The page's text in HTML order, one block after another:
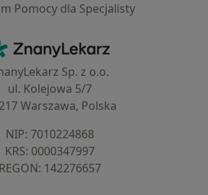
Pomocy dla Specjalisty
ZnanyLekarz - Strona główna
Sp. z o.o.
ul. Kolejowa 5/7
Warszawa, Polska
NIP: ⁠7010224868
KRS: ⁠0000347997
REGON: ⁠142276657